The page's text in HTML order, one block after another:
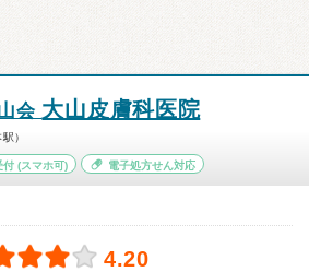
会 大山皮膚科医院
）
付(スマホ可) 電子処方せん対応
4.20